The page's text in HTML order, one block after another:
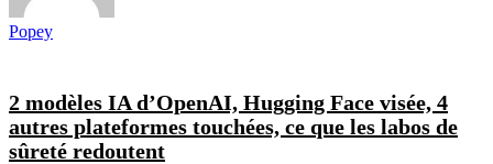
Popey
2 modèles IA d’OpenAI, Hugging Face visée, 4
autres plateformes touchées, ce que les labos de
sûreté redoutent